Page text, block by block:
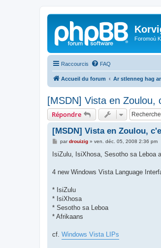
Foromoù
Raccourcis FAQ
Accueil du forum Ar stlenneg hag
[MSDN] Vista en Zoulou,
Répondre
[MSDN] Vista en Zoulou,
M
s
g
pardrouizig» ven. déc. 05, 2008 2:36 pm
IsiZulu, IsiXhosa, Sesotho sa Leboa
4 new Windows Vista Language
* IsiZulu
* IsiXhosa
* Sesotho sa Leboa
* Afrikaans
cf. Windows Vista LIPs